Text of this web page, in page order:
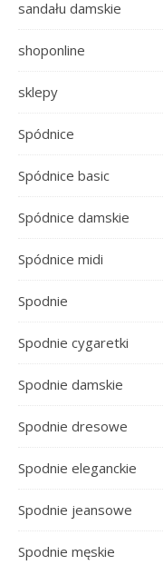
sandału damskie
shoponline
sklepy
Spódnice
Spódnice basic
Spódnice damskie
Spódnice midi
Spodnie
Spodnie cygaretki
Spodnie damskie
Spodnie dresowe
Spodnie eleganckie
Spodnie jeansowe
Spodnie męskie